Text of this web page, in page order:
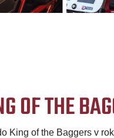
OF THE
King of the Baggers v